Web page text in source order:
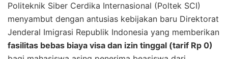
Politeknik Siber Cerdika Internasional (Poltek SCI)
menyambut dengan antusias kebijakan baru Direktorat
Jenderal Imigrasi Republik Indonesia yang memberikan
fasilitas bebas biaya visa dan izin tinggal (tarif Rp 0)